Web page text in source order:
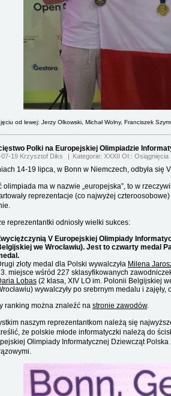
od lewej: Jerzy Olkowski, Michał Wolny, Franciszek
Polki na Europejskiej Olimpiadzie
07-19 Krzysztof Diks Kategorie: XXXII OI Osiągnięcia
14-19 lipca, w Bonn w Niemczech, odbyła się
olimpiada ma w nazwie „europejska”, to w
reprezentacje (co najwyżej
reprezentantki odniosły wielki sukces:
V Europejskiej Olimpiady
we Wrocławiu). Jest to czwarty medal
złoty medal dla Polski wywalczyła Milena
miejsce wśród 227 sklasyfikowanych
Lobas (2 klasa, XIV LO im. Polonii Belgijskiej
wywalczyły po srebrnym medalu i
ranking można znaleźć na stronie zawodów.
naszym reprezentantkom należą się
że polskie młode informatyczki należą do
Olimpiady Informatycznej Dziewcząt